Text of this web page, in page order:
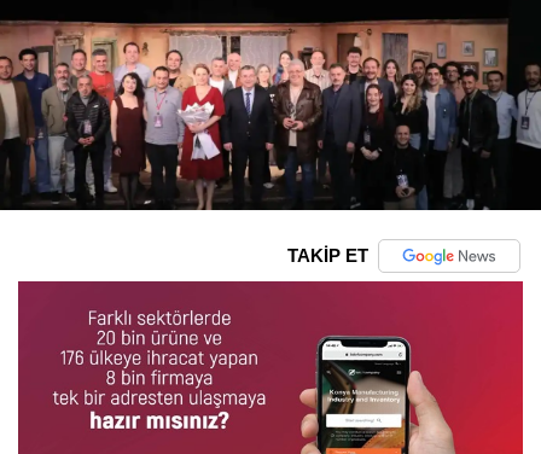
TAKİP ET